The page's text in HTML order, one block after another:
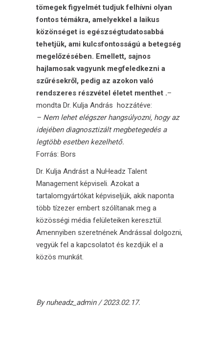
tömegek figyelmét tudjuk felhívni olyan
fontos témákra, amelyekkel a laikus
közönséget is egészségtudatosabbá
tehetjük, ami kulcsfontosságú a betegség
megelőzésében. Emellett, sajnos
hajlamosak vagyunk megfeledkezni a
szűrésekről, pedig az azokon való
rendszeres részvétel életet menthet .–
mondta Dr. Kulja András hozzátéve:
– Nem lehet elégszer hangsúlyozni, hogy az
idejében diagnosztizált megbetegedés a
legtöbb esetben kezelhető.
Forrás: Bors
Dr. Kulja Andrást a NuHeadz Talent
Management képviseli. Azokat a
tartalomgyártókat képviseljük, akik naponta
több tízezer embert szólítanak meg a
közösségi média felületeiken keresztül.
Amennyiben szeretnének Andrással dolgozni,
vegyük fel a kapcsolatot és kezdjük el a
közös munkát.
Bynuheadz_admin 2023.02.17.